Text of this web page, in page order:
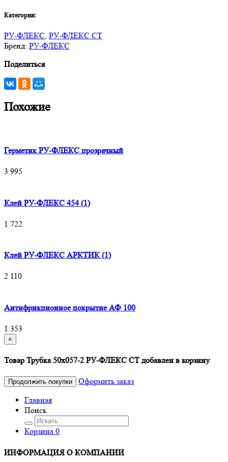
Категории:
РУ-ФЛЕКС, РУ-ФЛЕКС СТ
Бренд: РУ-ФЛЕКС
Поделиться
Похожие
Герметик РУ-ФЛЕКС прозрачный
3 995
Клей РУ-ФЛЕКС 454 (1)
1 722
Клей РУ-ФЛЕКС АРКТИК (1)
2 110
Антифрикционное покрытие АФ 100
1 353
×
Товар Трубка 50х057-2 РУ-ФЛЕКС СТ добавлен в корзину
Продолжить покупки
Оформить заказ
Главная
Поиск
Корзина 0
ИНФОРМАЦИЯ О КОМПАНИИ